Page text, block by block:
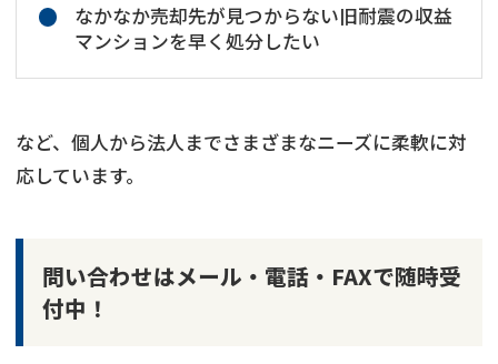
なかなか売却先が見つからない旧耐震の収益
マンションを早く処分したい
など、個人から法人までさまざまなニーズに柔軟に対
応しています。
問い合わせはメール・電話・FAXで随時受
付中！